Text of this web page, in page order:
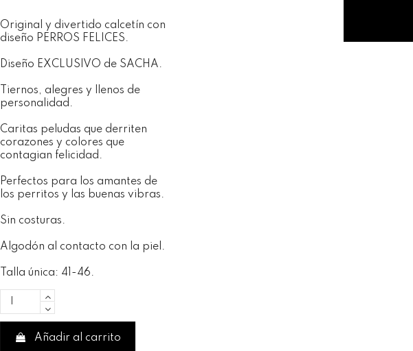
Original y divertido calcetín con
diseño PERROS FELICES.
Diseño EXCLUSIVO de SACHA.
Tiernos, alegres y llenos de
personalidad.
Caritas peludas que derriten
corazones y colores que
contagian felicidad.
Perfectos para los amantes de
los perritos y las buenas vibras.
Sin costuras.
Algodón al contacto con la piel.
Talla única: 41-46.
Añadir al carrito